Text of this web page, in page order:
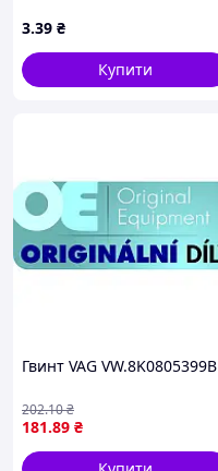
3.39 ₴
Купити
Гвинт VAG VW.8K0805399B
181.89 ₴
202.10₴